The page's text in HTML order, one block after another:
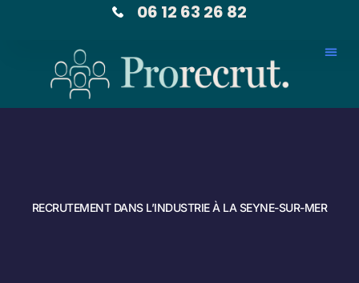
06 12 63 26 82
RECRUTEMENT DANS L’INDUSTRIE À LA SEYNE-SUR-MER